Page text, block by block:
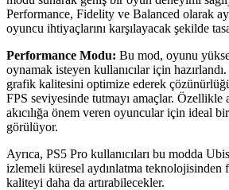
Performance, Fidelity ve Balanced olarak
oyuncu ihtiyaçlarını karşılayacak şekilde
Performance Modu: Bu mod, oyunu
oynamak isteyen kullanıcılar için
grafik kalitesini optimize ederek
FPS seviyesinde tutmayı amaçlar. Özellikle
akıcılığa önem veren oyuncular için ideal
görülüyor.
Ayrıca, PS5 Pro kullanıcıları bu modda
izlemeli küresel aydınlatma teknolojisinden
kaliteyi daha da artırabilecekler.